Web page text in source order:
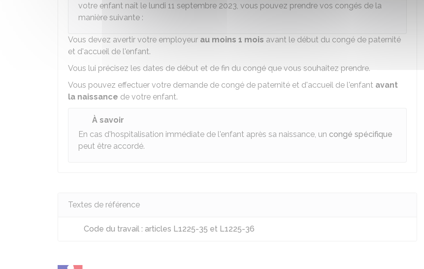
votre enfant naît le lundi 11 septembre 2023, vous pouvez prendre vos congés de la
manière suivante :
Vous devez avertir votre employeur au moins 1 mois avant le début du congé de paternité
et d'accueil de l'enfant.
Vous lui précisez les dates de début et de fin du congé que vous souhaitez prendre.
Vous pouvez effectuer votre demande de congé de paternité et d'accueil de l'enfant avant
la naissance de votre enfant.
À savoir
En cas d'hospitalisation immédiate de l'enfant après sa naissance, un congé spécifique
peut être accordé.
Textes de référence
Code du travail : articles L1225-35 et L1225-36